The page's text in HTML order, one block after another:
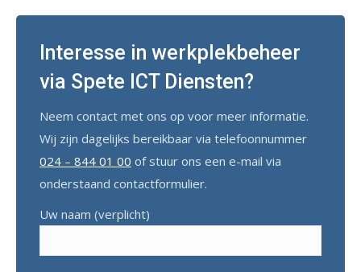
Interesse in werkplekbeheer
via Spete ICT Diensten?
Neem contact met ons op voor meer informatie.
Wij zijn dagelijks bereikbaar via telefoonnummer
024 – 844 01 00 of stuur ons een e-mail via
onderstaand contactformulier.
Uw naam (verplicht)